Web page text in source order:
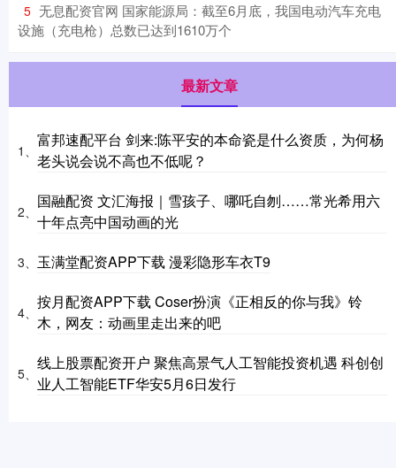
5 ​无息配资官网 国家能源局：截至6月底，我国电动汽车充电
设施（充电枪）总数已达到1610万个
最新文章
1、
富邦速配平台 剑来:陈平安的本命瓷是什么资质，为何杨
老头说会说不高也不低呢？
2、
国融配资 文汇海报｜雪孩子、哪吒自刎……常光希用六
十年点亮中国动画的光
3、 玉满堂配资APP下载 漫彩隐形车衣T9
4、
按月配资APP下载 Coser扮演《正相反的你与我》铃
木，网友：动画里走出来的吧
5、
线上股票配资开户 聚焦高景气人工智能投资机遇 科创创
业人工智能ETF华安5月6日发行